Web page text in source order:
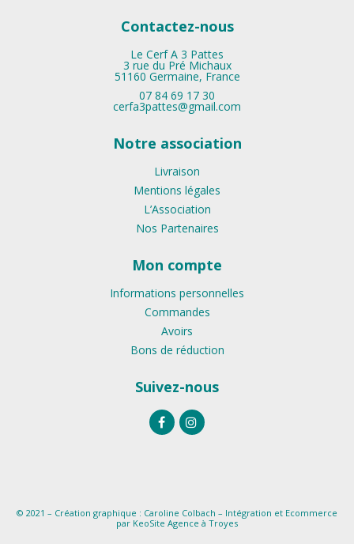
Contactez-nous
Le Cerf A 3 Pattes
3 rue du Pré Michaux
51160 Germaine, France
07 84 69 17 30
cerfa3pattes@gmail.com
Notre association
Livraison
Mentions légales
L’Association
Nos Partenaires
Mon compte
Informations personnelles
Commandes
Avoirs
Bons de réduction
Suivez-nous
© 2021 – Création graphique : Caroline Colbach – Intégration et Ecommerce
par KeoSite Agence à Troyes